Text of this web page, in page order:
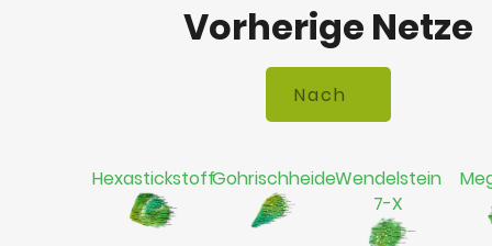
Vorherige Netze
HexastickstoffGohrischheideWendelstein
7-X